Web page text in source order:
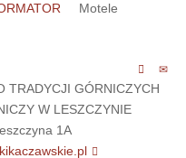
Motele
TRADYCJI GÓRNICZYCH
W LESZCZYNIE
1A